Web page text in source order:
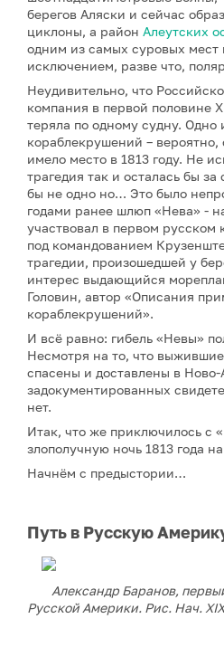
берегов Аляски и сейчас
циклоны, а район Алеутских
одним из самых суровых мест
исключением, разве что,
Неудивительно, что
компания в первой половине
теряла по одному судну. Одно
кораблекрушений – вероятно,
имело место в 1813 году. Не
трагедия так и осталась бы
бы не одно но… Это было
годами ранее шлюп «Нева» -
участвовал в первом русском
под командованием
трагедии, произошедшей у
интерес выдающийся
Головин, автор «Описания
кораблекрушений».
И всё равно: гибель «Невы»
Несмотря на то, что
спасены и доставлены в Ново-
задокументированных
нет.
Итак, что же приключилось с
злополучную ночь 1813 года
Начнём с предыстории…
Путь в Русскую
Александр Баранов,
Русской Америки. Рис. Нач.